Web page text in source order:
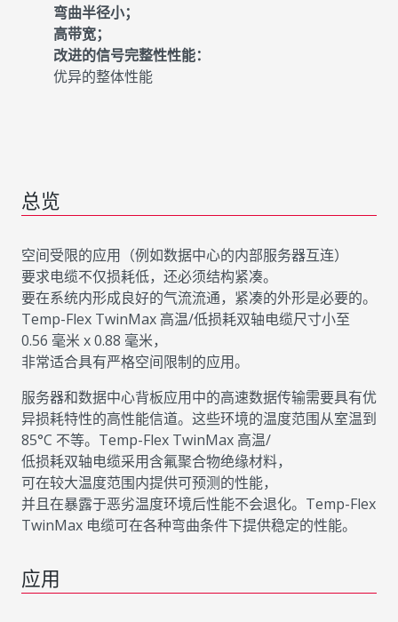
弯曲半径小；
高带宽；
改进的信号完整性性能：
优异的整体性能
总览
空间受限的应用（例如数据中心的内部服务器互连）
要求电缆不仅损耗低，还必须结构紧凑。
要在系统内形成良好的气流流通，紧凑的外形是必要的。
Temp-Flex TwinMax 高温/低损耗双轴电缆尺寸小至
0.56 毫米 x 0.88 毫米，
非常适合具有严格空间限制的应用。
服务器和数据中心背板应用中的高速数据传输需要具有优
异损耗特性的高性能信道。这些环境的温度范围从室温到
85°C 不等。Temp-Flex TwinMax 高温/
低损耗双轴电缆采用含氟聚合物绝缘材料，
可在较大温度范围内提供可预测的性能，
并且在暴露于恶劣温度环境后性能不会退化。Temp-Flex
TwinMax 电缆可在各种弯曲条件下提供稳定的性能。
应用